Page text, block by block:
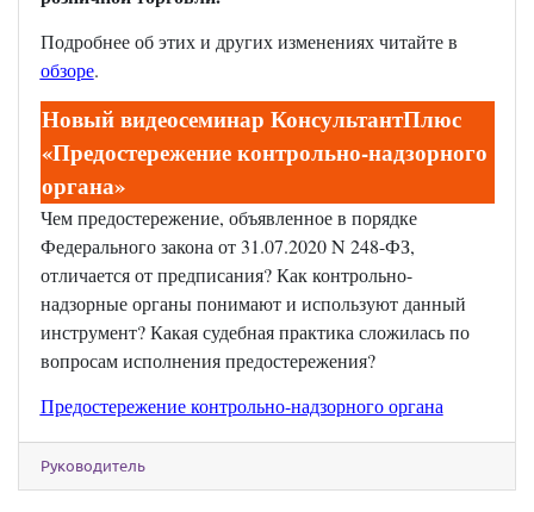
Подробнее об этих и других изменениях читайте в
обзоре.
Новый видеосеминар КонсультантПлюс
«Предостережение контрольно-надзорного
органа»
Чем предостережение, объявленное в порядке
Федерального закона от 31.07.2020 N 248-ФЗ,
отличается от предписания? Как контрольно-
надзорные органы понимают и используют данный
инструмент? Какая судебная практика сложилась по
вопросам исполнения предостережения?
Предостережение контрольно-надзорного органа
Руководитель